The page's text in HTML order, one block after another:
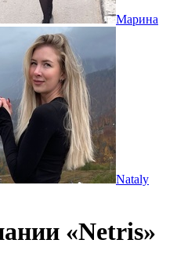
Марина
Nataly
«Netris»